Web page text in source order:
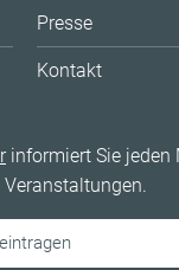
Presse
Kontakt
informiert Sie jeden